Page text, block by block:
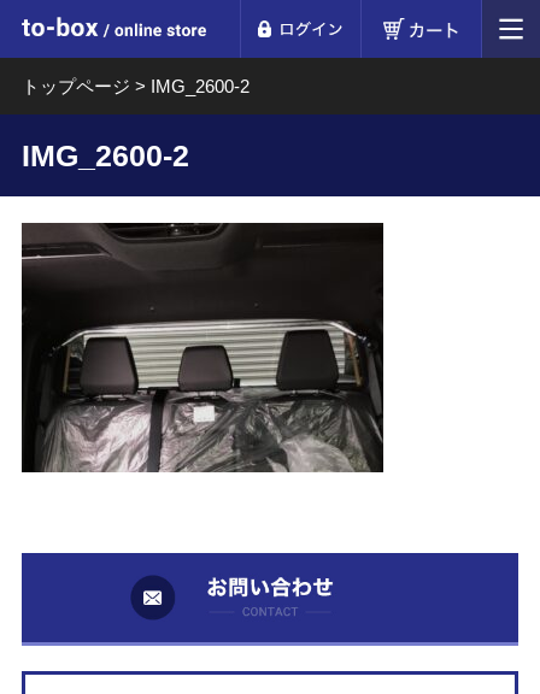
to-box online store
トップページ > IMG_2600-2
IMG_2600-2